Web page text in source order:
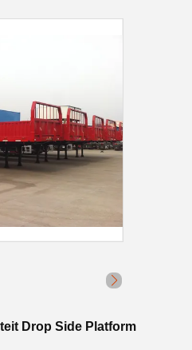
Drop Side Platform